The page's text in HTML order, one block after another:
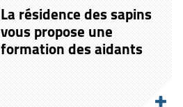
La résidence des sapins
vous propose une
formation des aidants